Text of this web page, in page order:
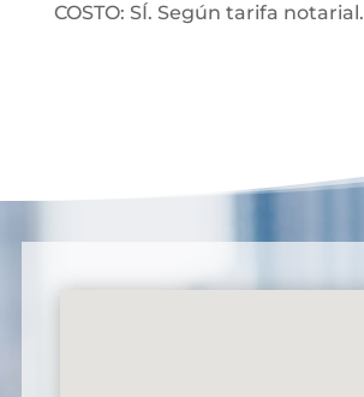
COSTO: SÍ. Según tarifa notarial.